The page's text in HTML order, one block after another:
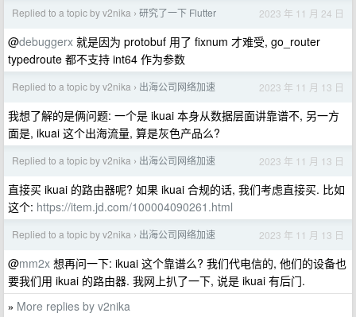
Replied to a topic by v2nika › 研究了一下 Flutter 2023 年 11 月 24 日
@debuggerx 就是因为 protobuf 用了 fixnum 才难受, go_router
typedroute 都不支持 int64 作为参数
Replied to a topic by v2nika › 出海公司网络加速 2023 年 11 月 13 日
我想了解的是俩问题: 一个是 ikuai 本身从数据层面讲靠谱不, 另一方
面是, ikuai 这个出海流量, 算是灰色产品么?
Replied to a topic by v2nika › 出海公司网络加速 2023 年 11 月 13 日
直接买 ikuai 的路由器呢? 如果 ikuai 合规的话, 我们考虑直接买. 比如
这个: https://item.jd.com/100004090261.html
Replied to a topic by v2nika › 出海公司网络加速 2023 年 11 月 13 日
@mm2x 想再问一下: ikuai 这个靠谱么? 我们代电信的, 他们的设备也
要我们用 ikuai 的路由器. 我网上扒了一下, 说是 ikuai 有后门.
» More replies by v2nika